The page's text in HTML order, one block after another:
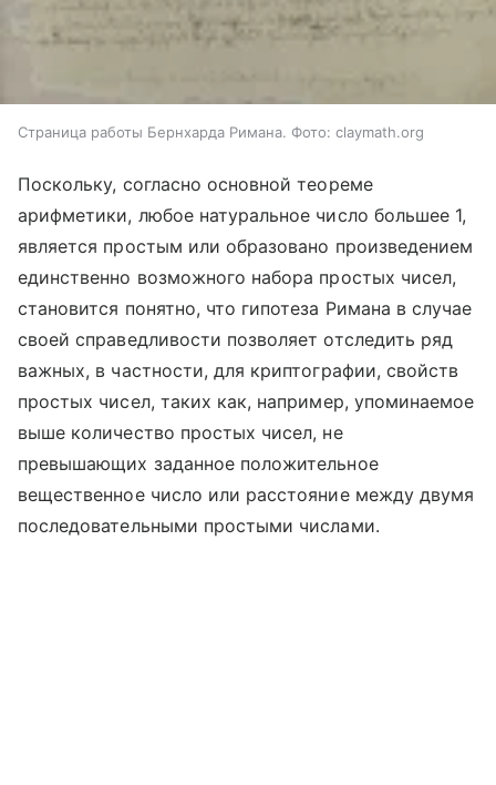
Страница работы Бернхарда Римана. Фото: claymath.org
Поскольку, согласно основной теореме
арифметики, любое натуральное число большее 1,
является простым или образовано произведением
единственно возможного набора простых чисел,
становится понятно, что гипотеза Римана в случае
своей справедливости позволяет отследить ряд
важных, в частности, для криптографии, свойств
простых чисел, таких как, например, упоминаемое
выше количество простых чисел, не
превышающих заданное положительное
вещественное число или расстояние между двумя
последовательными простыми числами.